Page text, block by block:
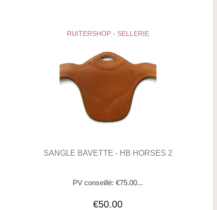
RUITERSHOP - SELLERIE
SANGLE BAVETTE - HB HORSES 2
PV conseillé: €75.00...
€50.00